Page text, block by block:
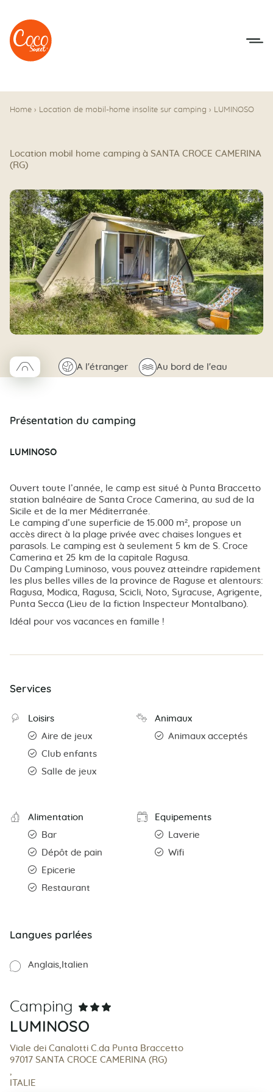
Aller au menu
Aller au contenu
Home › Location de mobil-home insolite sur camping › LUMINOSO
Location mobil home camping à SANTA CROCE CAMERINA
(RG)
□Coco trapeze
🌍A l'étranger 🌊Au bord de l'eau
Présentation du camping
LUMINOSO
Ouvert toute l’année, le camp est situé à Punta Braccetto
station balnéaire de Santa Croce Camerina, au sud de la
Sicile et de la mer Méditerranée.
Le camping d’une superficie de 15.000 m², propose un
accès direct à la plage privée avec chaises longues et
parasols. Le camping est à seulement 5 km de S. Croce
Camerina et 25 km de la capitale Ragusa.
Du Camping Luminoso, vous pouvez atteindre rapidement
les plus belles villes de la province de Raguse et alentours:
Ragusa, Modica, Ragusa, Scicli, Noto, Syracuse, Agrigente,
Punta Secca (Lieu de la fiction Inspecteur Montalbano).
Idéal pour vos vacances en famille !
Services
Loisirs
Aire de jeux
Club enfants
Salle de jeux
Animaux
Animaux acceptés
Alimentation
Bar
Dépôt de pain
Epicerie
Restaurant
Equipements
Laverie
Wifi
Langues parlées
Anglais Italien
Camping
LUMINOSO
Viale dei Canalotti C.da Punta Braccetto
97017 SANTA CROCE CAMERINA (RG)
ITALIE